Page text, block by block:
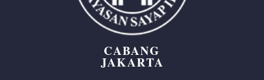
CABANG
JAKARTA